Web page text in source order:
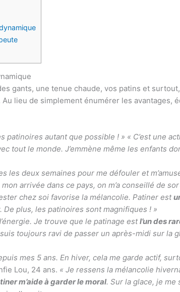
gants, une tenue chaude, vos patins et
Au lieu de simplement énumérer les avantages,
patinoires autant que possible ! » « C’est une
tout le monde. J’emmène même les enfants
les deux semaines pour me défouler et
mon arrivée dans ce pays, on m’a conseillé de
chez soi favorise la mélancolie. Patiner est
. De plus, les patinoires sont magnifiques ! »
Je trouve que le patinage estl’un des
toujours ravi de passer un après-midi sur la
mes 5 ans. En hiver, cela me garde actif,
Lou, 24 ans. « Je ressens la mélancolie
m’aide à garder le moral. Sur la glace, je me